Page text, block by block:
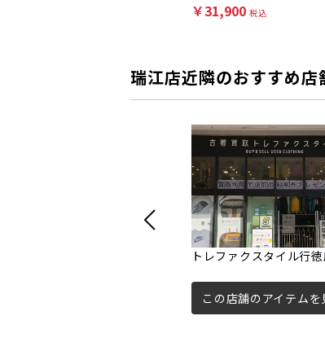
￥31,900 税込
瑞江店近隣のおすすめ店
トレファクスタイル行
この店舗のアイテムを